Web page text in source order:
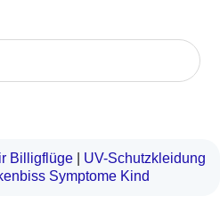
Billigflüge
UV-Schutzkleidung
Symptome Kind